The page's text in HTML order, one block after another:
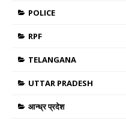
POLICE
RPF
TELANGANA
UTTAR PRADESH
आन्ध्र प्रदेश